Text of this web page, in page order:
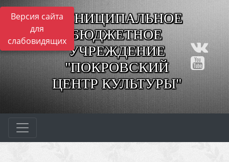
Версия сайта
для
слабовидящих
МУНИЦИПАЛЬНОЕ
БЮДЖЕТНОЕ
УЧРЕЖДЕНИЕ
"ПОКРОВСКИЙ
ЦЕНТР КУЛЬТУРЫ"